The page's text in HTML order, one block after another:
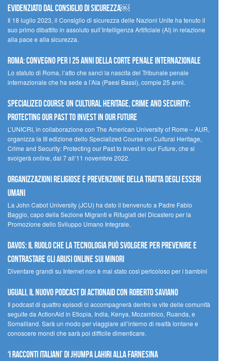
evidenziato dal Consiglio di Sicurezza￼
Il 18 luglio 2023, il Consiglio di sicurezza delle Nazioni Unite ha tenuto il
suo primo dibattito in assoluto sull’Intelligenza Artificiale (AI) in relazione
alla pace e alla sicurezza.
Roma: convegno per i 25 anni della Corte penale internazionale
Lo statuto di Roma, l’atto che sancì la nascita del Tribunale penale
internazionale che ha sede a l’Aia (Paesi Bassi), compie 25 anni.
Specialized Course on Cultural Heritage, Crime and Security:
Protecting our Past to Invest in our Future
L’UNICRI, in collaborazione con The American University of Rome – AUR,
organizza la III edizione dello Specialized Course on Cultural Heritage,
Crime and Security: Protecting our Past to Invest in our Future, che si
svolgerà online, dal 7 all’11 novembre 2022.
Organizzazioni religiose e prevenzione della tratta degli esseri
umani
La John Cabot University (JCU) ha dato il benvenuto a Padre Fabio
Baggio, capo della Sezione Migranti e Rifugiati del Dicastero per la
Promozione dello Sviluppo Umano Integrale.
Davos: il ruolo che la tecnologia può svolgere per prevenire e
contrastare gli abusi online sui minori
Diventare grandi su Internet non è mai stato così pericoloso per i bambini
UGUALI, il nuovo podcast di ACTIONAID con Roberto Saviano
Il podcast di quattro episodi ci accompagnerà dentro le vite delle comunità
seguite da ActionAid in Etiopia, India, Kenya, Mozambico, Ruanda, e
Somaliland. Sarà un modo per viaggiare all’interno di realtà lontane e
conoscere mondi che sarà poi difficile dimenticare.
‘I racconti italiani’ di Jhumpa Lahiri alla Farnesina